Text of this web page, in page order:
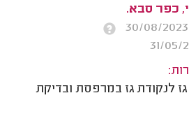
כפר סבא.
גז לנקודת גז במרפסת ובדיקת